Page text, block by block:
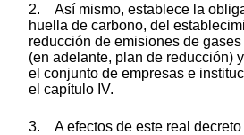
2. Así mismo, establece la
huella de carbono, del
reducción de emisiones de
(en adelante, plan de reducción)
el conjunto de empresas e
el capítulo IV.
3. A efectos de este real decreto